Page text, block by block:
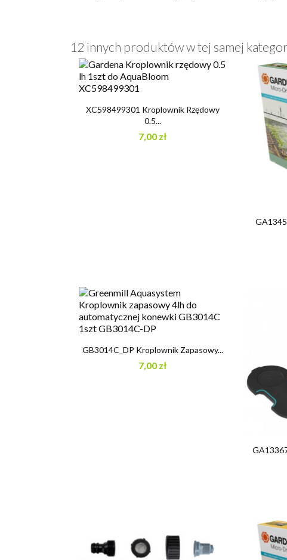
12 innych produktów w tej samej
Szybki podgląd
XC598499301 Kroplownik Rzędowy
0.5...
7,00 zł
Szybki podgląd
GB3014C_DP Kroplownik Zapasowy...
7,00 zł